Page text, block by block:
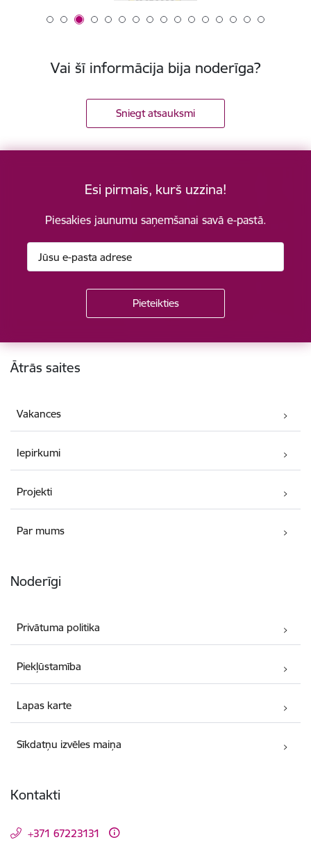
Vai šī informācija bija noderīga?
Sniegt atsauksmi
Esi pirmais, kurš uzzina!
Piesakies jaunumu saņemšanai savā e-pastā.
Kājene
Ātrās saites
Vakances
Iepirkumi
Projekti
Par mums
Noderīgi
Privātuma politika
Piekļūstamība
Lapas karte
Sīkdatņu izvēles maiņa
Kontakti
+371 67223131